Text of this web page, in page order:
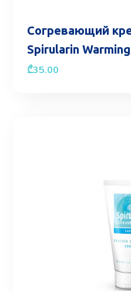
Согревающий
Spirularin
₾35.00